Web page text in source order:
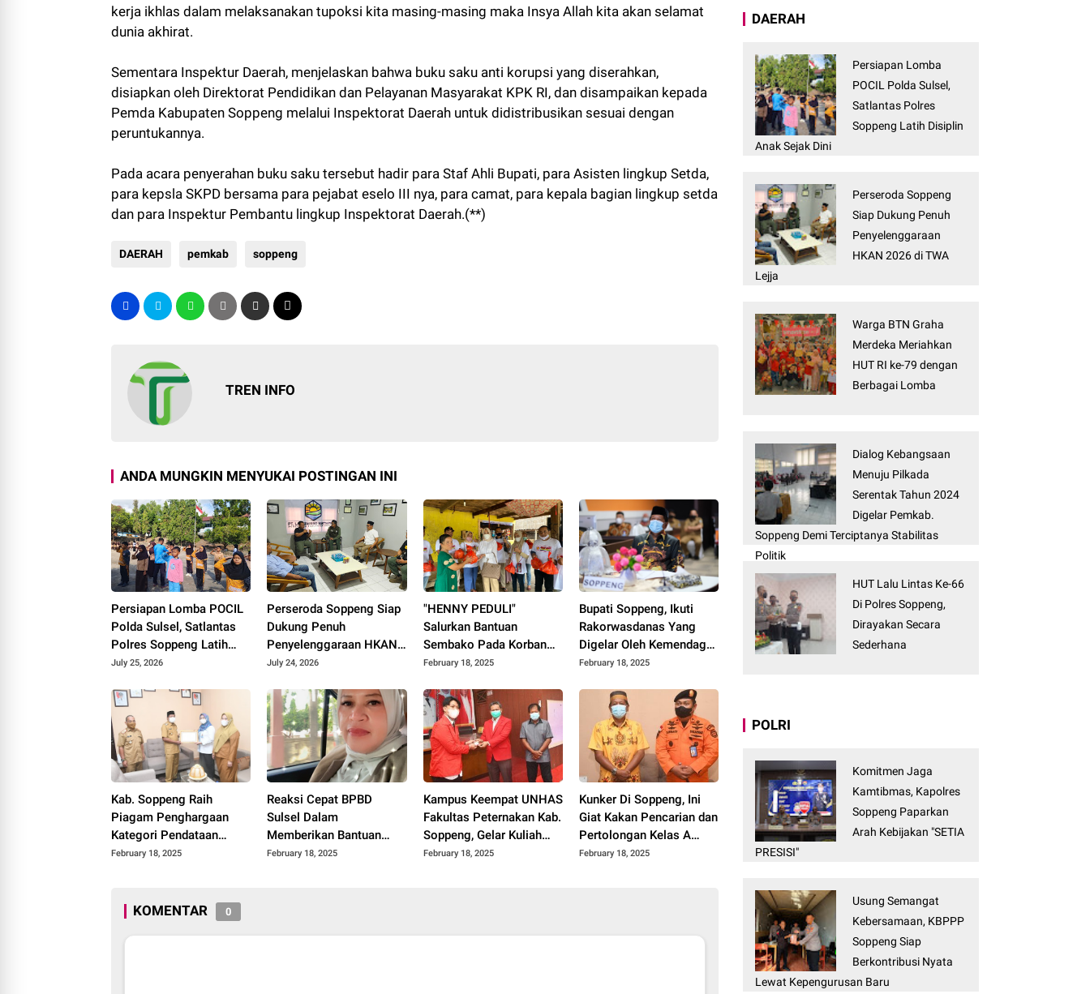
kerja ikhlas dalam melaksanakan tupoksi kita masing-masing maka Insya Allah kita akan selamat
dunia akhirat.
Sementara Inspektur Daerah, menjelaskan bahwa buku saku anti korupsi yang diserahkan,
disiapkan oleh Direktorat Pendidikan dan Pelayanan Masyarakat KPK RI, dan disampaikan kepada
Pemda Kabupaten Soppeng melalui Inspektorat Daerah untuk didistribusikan sesuai dengan
peruntukannya.
Pada acara penyerahan buku saku tersebut hadir para Staf Ahli Bupati, para Asisten lingkup Setda,
para kepsla SKPD bersama para pejabat eselo III nya, para camat, para kepala bagian lingkup setda
dan para Inspektur Pembantu lingkup Inspektorat Daerah.(**)
DAERAH pemkab soppeng
TREN INFO
ANDA MUNGKIN MENYUKAI POSTINGAN INI
Persiapan Lomba POCIL
Polda Sulsel, Satlantas
Polres Soppeng Latih
Disiplin Anak Sejak Dini
July 25, 2026
Perseroda Soppeng Siap
Dukung Penuh
Penyelenggaraan HKAN
2026 di TWA Lejja
July 24, 2026
"HENNY PEDULI"
Salurkan Bantuan
Sembako Pada Korban
Banjir Di Kab. Soppeng
February 18, 2025
Bupati Soppeng, Ikuti
Rakorwasdanas Yang
Digelar Oleh Kemendagri,
KPK dan BPKP
February 18, 2025
Kab. Soppeng Raih
Piagam Penghargaan
Kategori Pendataan
Keluarga dengan
Dari BKKBN Pusat
February 18, 2025
Reaksi Cepat BPBD
Sulsel Dalam
Memberikan Bantuan
Korban Banjir Soppeng,
February 18, 2025
Kampus Keempat UNHAS
Fakultas Peternakan Kab.
Soppeng, Gelar Kuliah
Perdana
February 18, 2025
Kunker Di Soppeng, Ini
Giat Kakan Pencarian dan
Pertolongan Kelas A
Makassar
February 18, 2025
KOMENTAR 0
DAERAH
Persiapan Lomba
POCIL Polda Sulsel,
Satlantas Polres
Soppeng Latih Disiplin
Anak Sejak Dini
Perseroda Soppeng
Siap Dukung Penuh
Penyelenggaraan
HKAN 2026 di TWA
Lejja
Warga BTN Graha
Merdeka Meriahkan
HUT RI ke-79 dengan
Berbagai Lomba
Dialog Kebangsaan
Menuju Pilkada
Serentak Tahun 2024
Digelar Pemkab.
Soppeng Demi Terciptanya Stabilitas
Politik
HUT Lalu Lintas Ke-66
Di Polres Soppeng,
Dirayakan Secara
Sederhana
POLRI
Komitmen Jaga
Kamtibmas, Kapolres
Soppeng Paparkan
Arah Kebijakan "SETIA
PRESISI"
Usung Semangat
Kebersamaan, KBPPP
Soppeng Siap
Berkontribusi Nyata
Lewat Kepengurusan Baru